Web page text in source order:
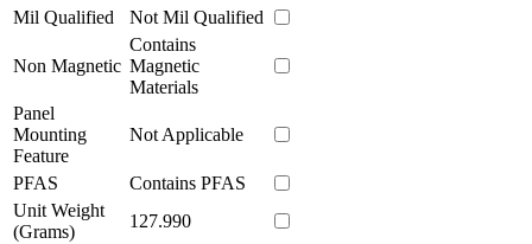
Mil Qualified
Not Mil Qualified
Non Magnetic
Contains
Magnetic
Materials
Panel
Mounting
Feature
Not Applicable
PFAS
Contains PFAS
Unit Weight
(Grams)
127.990